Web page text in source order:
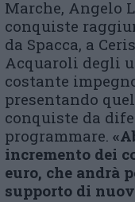
Marche, Angelo
conquiste
da Spacca, a
Acquaroli degli
costante
presentando
conquiste da
programmare.
incremento dei
euro, che andrà
supporto di